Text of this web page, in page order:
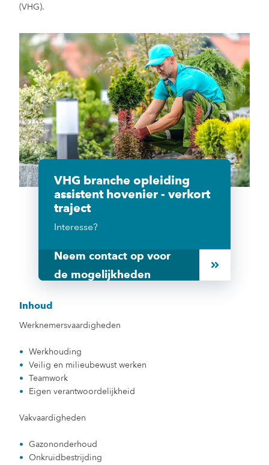
(VHG).
VHG branche opleiding
assistent hovenier - verkort
traject
Interesse?
Neem contact op voor
de mogelijkheden
Inhoud
Werknemersvaardigheden
Werkhouding
Veilig en milieubewust werken
Teamwork
Eigen verantwoordelijkheid
Vakvaardigheden
Gazononderhoud
Onkruidbestrijding